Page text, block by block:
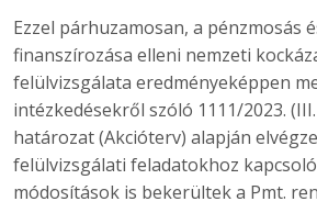
Ezzel párhuzamosan, a pénzmosás
finanszírozása elleni nemzeti
felülvizsgálata eredményeképpen
intézkedésekről szóló 1111/2023.
határozat (Akcióterv) alapján
felülvizsgálati feladatokhoz
módosítások is bekerültek a Pmt.